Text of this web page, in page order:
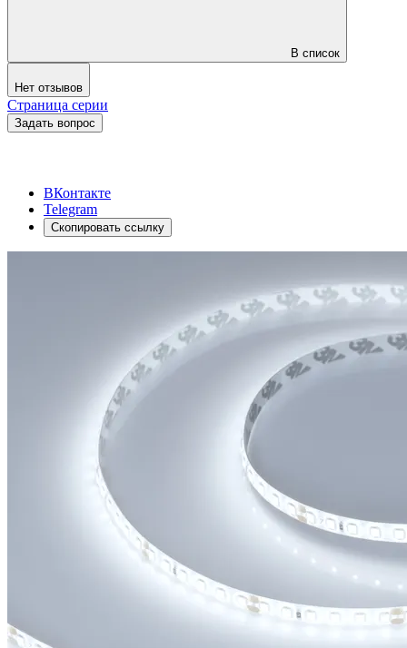
В список
Нет отзывов
Страница серии
Задать вопрос
ВКонтакте
Telegram
Скопировать ссылку